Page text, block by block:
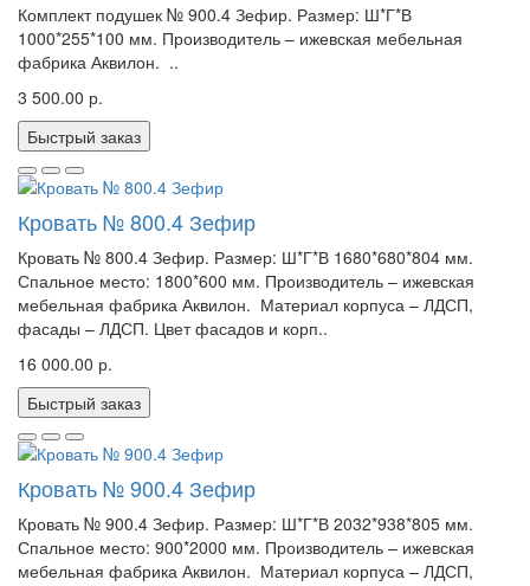
Комплект подушек № 900.4 Зефир. Размер: Ш*Г*В
1000*255*100 мм. Производитель – ижевская мебельная
фабрика Аквилон. ..
3 500.00 р.
Быстрый заказ
Кровать № 800.4 Зефир
Кровать № 800.4 Зефир. Размер: Ш*Г*В 1680*680*804 мм.
Спальное место: 1800*600 мм. Производитель – ижевская
мебельная фабрика Аквилон. Материал корпуса – ЛДСП,
фасады – ЛДСП. Цвет фасадов и корп..
16 000.00 р.
Быстрый заказ
Кровать № 900.4 Зефир
Кровать № 900.4 Зефир. Размер: Ш*Г*В 2032*938*805 мм.
Спальное место: 900*2000 мм. Производитель – ижевская
мебельная фабрика Аквилон. Материал корпуса – ЛДСП,